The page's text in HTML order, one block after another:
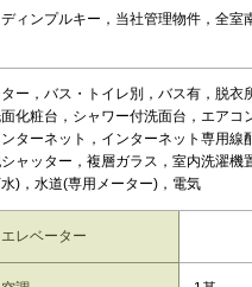
ィンプルキー，当社管理物件，全室
ー，バス・トイレ別，バス有，脱
化粧台，シャワー付洗面台，エアコ
ターネット，インターネット専用
ャッター，複層ガラス，室内洗濯
)，水道(専用メーター)，電気
エレベーター